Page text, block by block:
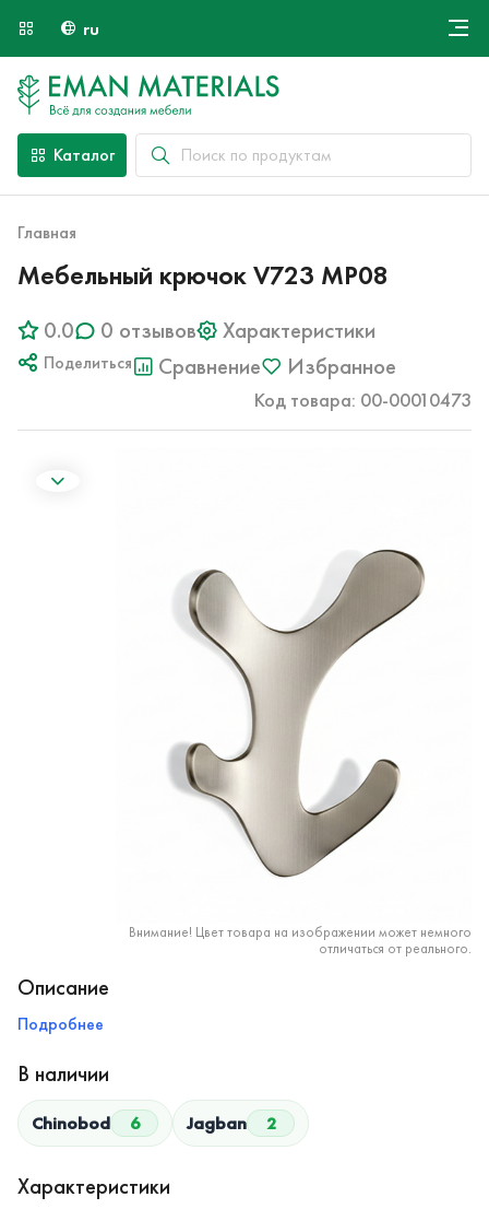
ru
Оплата и доставка
Каталог
Главная
Мебельный крючок V723 MP08
0.0 0 отзывов Характеристики
Поделиться Сравнение Избранное
Код товара: 00-00010473
Внимание! Цвет товара на изображении может немного
отличаться от реального.
Описание
Подробнее
В наличии
Chinobod 6 Jagban 2
Характеристики